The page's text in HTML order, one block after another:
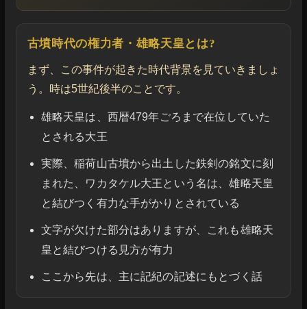
古墳時代の権力者・雄略天皇とは?
まず、この事件が起きた時代背景を見ていきましょ
う。時は5世紀後半のことです。
雄略天皇は、西暦479年ごろまで在位していた
とされる大王
実際、稲荷山古墳から出土した鉄剣の銘文に刻
まれた、ワカタケル大王という名は、雄略天皇
と結びつく有力な手がかりとされている
文字が欠けた部分はありますが、これも雄略天
皇と結びつける見方が有力
ここから先は、主に記紀の記述にもとづく話